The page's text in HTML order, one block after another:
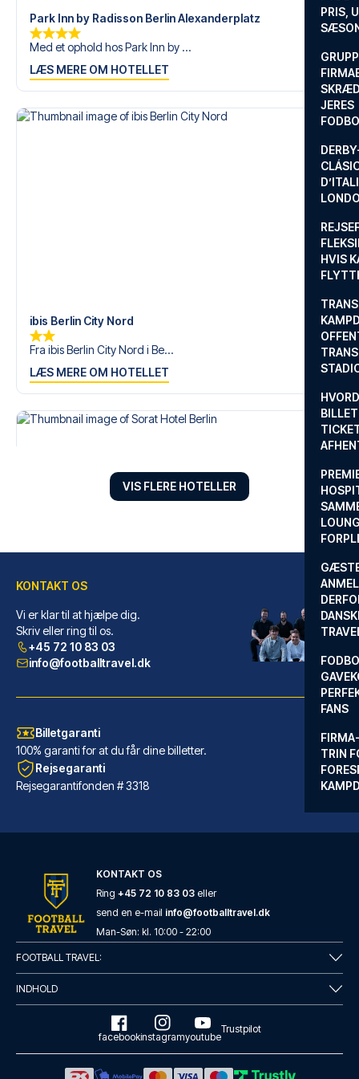
PRIS,
JERES
HVIS
FANS
TRIN
Park Inn by Radisson Berlin Alexanderplatz
Med et ophold hos Park Inn by ...
LÆS MERE OM HOTELLET
ibis Berlin City Nord
Fra ibis Berlin City Nord i Be...
LÆS MERE OM HOTELLET
Sorat Hotel Berlin
Med et ophold ved Sorat Hotel ...
LÆS MERE OM HOTELLET
Mercure Hotel Berlin City West
Fra Mercure Hotel Berlin City ...
LÆS MERE OM HOTELLET
VIS FLERE HOTELLER
KONTAKT OS
Vi er klar til at hjælpe dig.
Skriv eller ring til os.
+45 72 10 83 03
info@footballtravel.dk
Billetgaranti
100% garanti for at du får dine billetter.
Rejsegaranti
Rejsegarantifonden # 3318
KONTAKT OS
Ring +45 72 10 83 03 eller
send en e-mail info@footballtravel.dk
Man-Søn: kl. 10:00 - 22:00
FOOTBALL TRAVEL:
INDHOLD
facebookinstagramyoutube
Trustpilot